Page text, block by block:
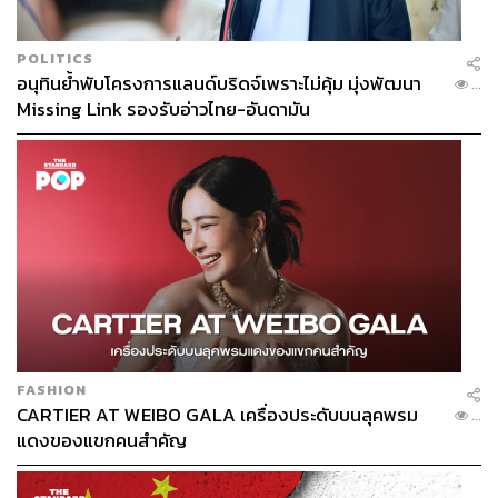
POLITICS
อนุทินย้ำพับโครงการแลนด์บริดจ์เพราะไม่คุ้ม มุ่งพัฒนา
Missing Link รองรับอ่าวไทย-อันดามัน
...
FASHION
CARTIER AT WEIBO GALA เครื่องประดับบนลุคพรม
แดงของแขกคนสำคัญ
...